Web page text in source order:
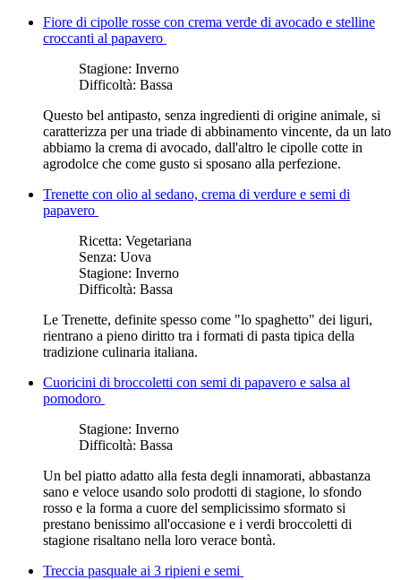
Fiore di cipolle rosse con crema verde di avocado e stelline
croccanti al papavero
Stagione: Inverno
Difficoltà: Bassa
Questo bel antipasto, senza ingredienti di origine animale, si
caratterizza per una triade di abbinamento vincente, da un lato
abbiamo la crema di avocado, dall'altro le cipolle cotte in
agrodolce che come gusto si sposano alla perfezione.
Trenette con olio al sedano, crema di verdure e semi di
papavero
Ricetta: Vegetariana
Senza: Uova
Stagione: Inverno
Difficoltà: Bassa
Le Trenette, definite spesso come "lo spaghetto" dei liguri,
rientrano a pieno diritto tra i formati di pasta tipica della
tradizione culinaria italiana.
Cuoricini di broccoletti con semi di papavero e salsa al
pomodoro
Stagione: Inverno
Difficoltà: Bassa
Un bel piatto adatto alla festa degli innamorati, abbastanza
sano e veloce usando solo prodotti di stagione, lo sfondo
rosso e la forma a cuore del semplicissimo sformato si
prestano benissimo all'occasione e i verdi broccoletti di
stagione risaltano nella loro verace bontà.
Treccia pasquale ai 3 ripieni e semi